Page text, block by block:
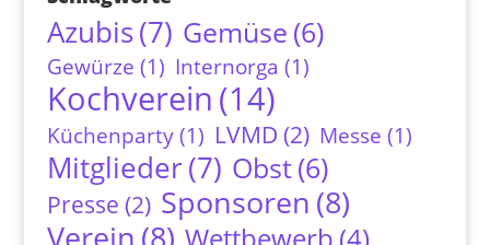
Azubis(7) Gemüse (6)
Gewürze (1) Internorga (1)
Kochverein (14)
Küchenparty (1) LVMD (2) Messe (1)
Mitglieder(7) Obst(6)
Presse (2) Sponsoren (8)